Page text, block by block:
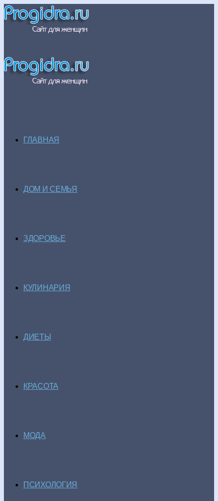
ГЛАВНАЯ
ДОМ И СЕМЬЯ
ЗДОРОВЬЕ
КУЛИНАРИЯ
ДИЕТЫ
КРАСОТА
МОДА
ПСИХОЛОГИЯ